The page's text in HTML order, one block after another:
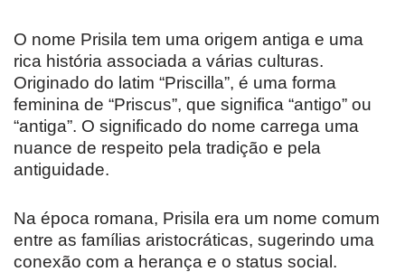
O nome Prisila tem uma origem antiga e uma
rica história associada a várias culturas.
Originado do latim “Priscilla”, é uma forma
feminina de “Priscus”, que significa “antigo” ou
“antiga”. O significado do nome carrega uma
nuance de respeito pela tradição e pela
antiguidade.
Na época romana, Prisila era um nome comum
entre as famílias aristocráticas, sugerindo uma
conexão com a herança e o status social.